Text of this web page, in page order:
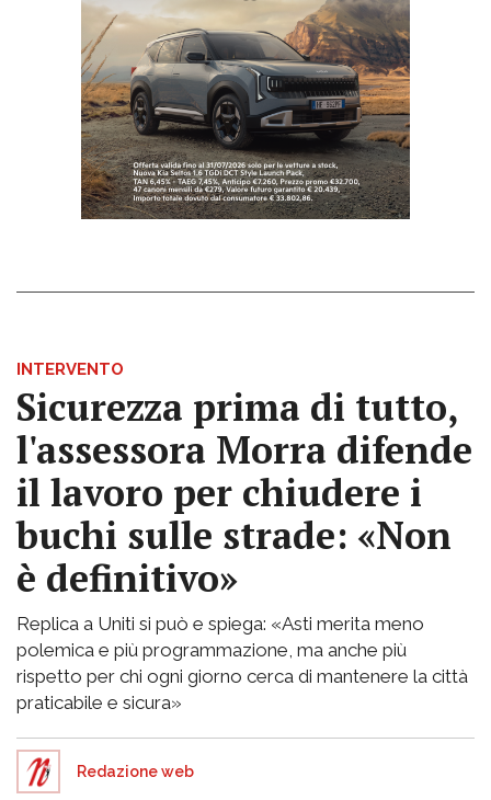
INTERVENTO
Sicurezza prima di tutto,
l'assessora Morra difende
il lavoro per chiudere i
buchi sulle strade: «Non
è definitivo»
Replica a Uniti si può e spiega: «Asti merita meno
polemica e più programmazione, ma anche più
rispetto per chi ogni giorno cerca di mantenere la città
praticabile e sicura»
Redazione web